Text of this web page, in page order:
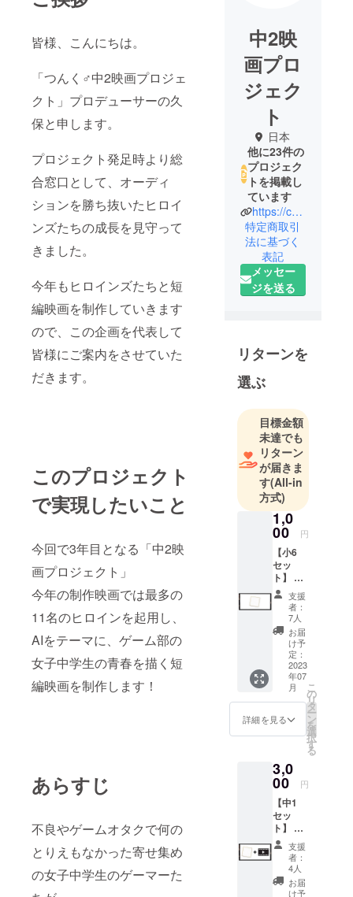
皆様、こんにちは。
「つんく♂中2映画プロジェ
クト」プロデューサーの久
保と申します。
プロジェクト発足時より総
合窓口として、オーディ
ションを勝ち抜いたヒロイ
ンズたちの成長を見守って
きました。
今年もヒロインズたちと短
編映画を制作していきます
ので、この企画を代表して
皆様にご案内をさせていた
だきます。
このプロジェクト
で実現したいこと
今回で3年目となる「中2映
画プロジェクト」
今年の制作映画では最多の
11名のヒロインを起用し、
AIをテーマに、ゲーム部の
女子中学生の青春を描く短
編映画を制作します！
あらすじ
不良やゲームオタクで何の
とりえもなかった寄せ集め
の女子中学生のゲーマーた
中2映
画プロ
ジェク
ト
日本
他に23件の
プロジェク
トを掲載し
ています
https://chu2.tokyo/
特定商取引
法に基づく
表記
メッセー
ジを送る
リターンを
選ぶ
目標金額
未達でも
リターン
が届きま
す(All-in
方式)
1,0
00 円
【小6
セッ
ト】 ・
出演
キャス
トの直
筆寄せ
書き
データ
支援
者：
7人
お届
け予
定：
2023
年07
月
詳細を見る
こ
の
リ
タ
ー
ン
を
選
択
す
る
3,0
00 円
【中1
セッ
ト】 ・
出演
キャス
トの御
礼動画
（デー
支援
者：
4人
お届
け予